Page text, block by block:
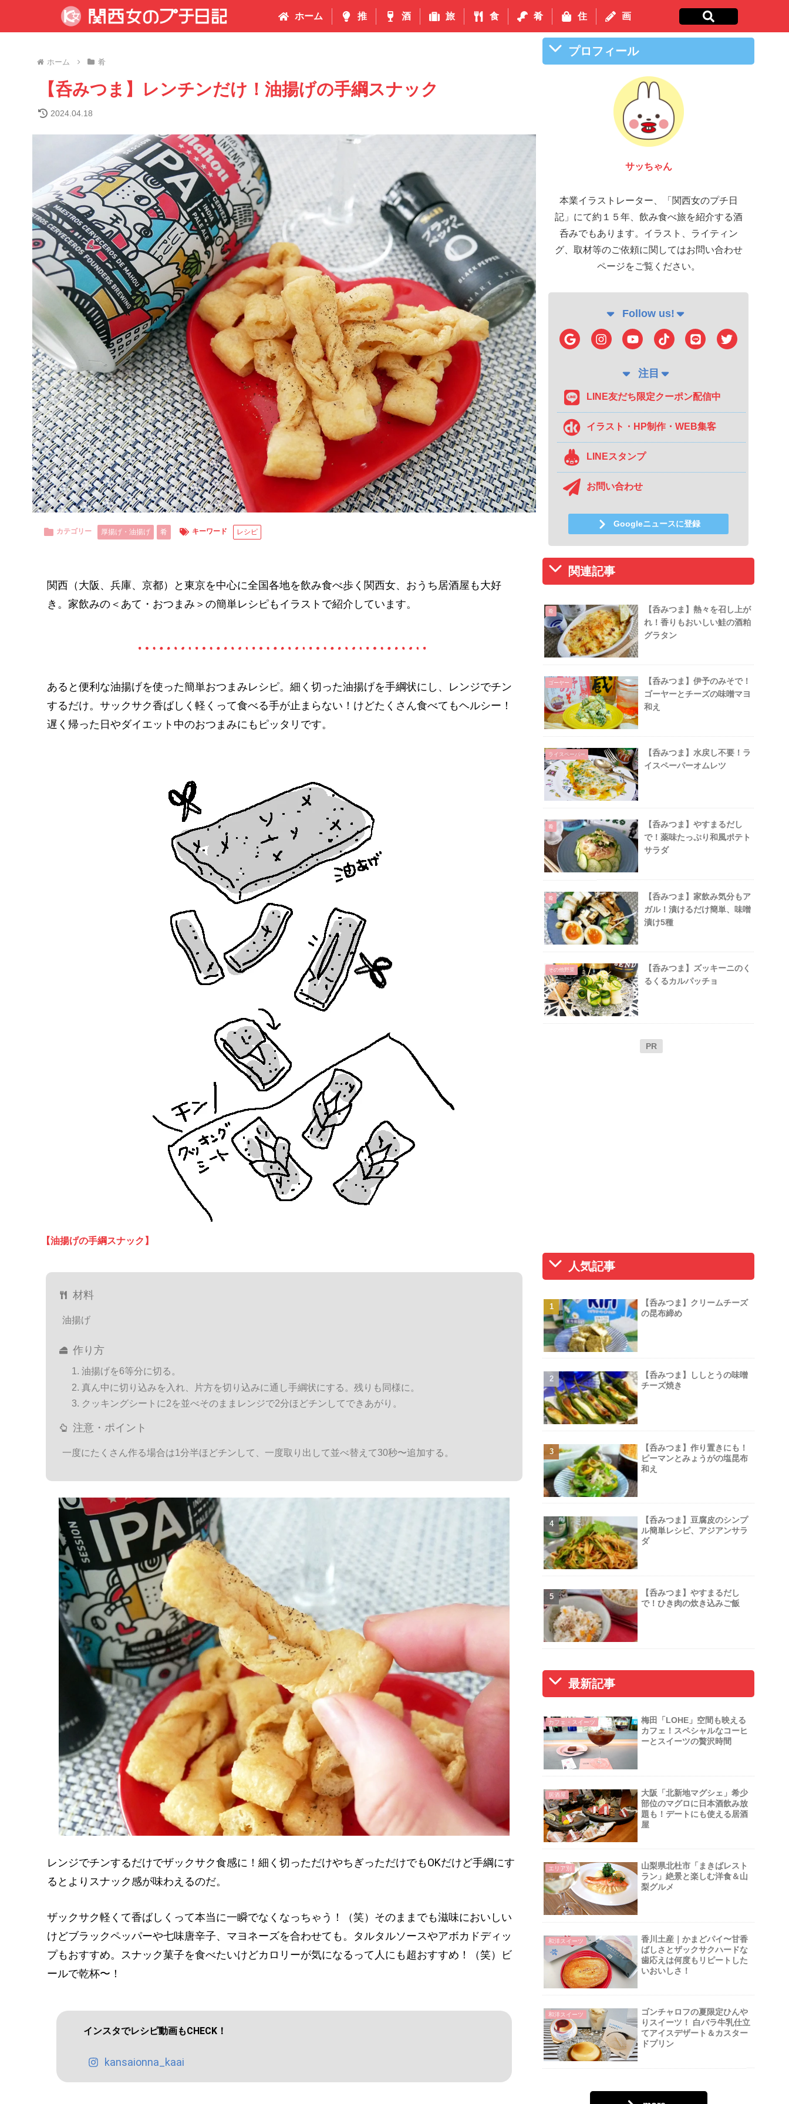
ホーム 推 酒 旅 食 肴 住 画
ホーム 肴
【呑みつま】レンチンだけ！油揚げの手綱スナック
2024.04.18
カテゴリー 厚揚げ・油揚げ 肴 キーワード レシピ
関西（大阪、兵庫、京都）と東京を中心に全国各地を飲み食べ歩く関西女、おうち居酒屋も大好
き。家飲みの＜あて・おつまみ＞の簡単レシピもイラストで紹介しています。
あると便利な油揚げを使った簡単おつまみレシピ。細く切った油揚げを手綱状にし、レンジでチン
するだけ。サックサク香ばしく軽くって食べる手が止まらない！けどたくさん食べてもヘルシー！
遅く帰った日やダイエット中のおつまみにもピッタリです。
【油揚げの手綱スナック】
材料
油揚げ
作り方
油揚げを6等分に切る。
真ん中に切り込みを入れ、片方を切り込みに通し手綱状にする。残りも同様に。
クッキングシートに2を並べそのままレンジで2分ほどチンしてできあがり。
注意・ポイント
一度にたくさん作る場合は1分半ほどチンして、一度取り出して並べ替えて30秒〜追加する。
レンジでチンするだけでザックサク食感に！細く切っただけやちぎっただけでもOKだけど手綱にす
るとよりスナック感が味わえるのだ。
ザックサク軽くて香ばしくって本当に一瞬でなくなっちゃう！（笑）そのままでも滋味においしい
けどブラックペッパーや七味唐辛子、マヨネーズを合わせても。タルタルソースやアボカドディッ
プもおすすめ。スナック菓子を食べたいけどカロリーが気になるって人にも超おすすめ！（笑）ビ
ールで乾杯〜！
インスタでレシピ動画もCHECK！
kansaionna_kaai
プロフィール
サッちゃん
本業イラストレーター、「関西女のプチ日
記」にて約１５年、飲み食べ旅を紹介する酒
呑みでもあります。イラスト、ライティン
グ、取材等のご依頼に関してはお問い合わせ
ページをご覧ください。
Follow us!
注目
LINE友だち限定クーポン配信中
イラスト・HP制作・WEB集客
LINEスタンプ
お問い合わせ
Googleニュースに登録
関連記事
肴
【呑みつま】熱々を召し上が
れ！香りもおいしい鮭の酒粕
グラタン
ゴーヤー
【呑みつま】伊予のみそで！
ゴーヤーとチーズの味噌マヨ
和え
ライスペーパー
【呑みつま】水戻し不要！ラ
イスペーパーオムレツ
肴
【呑みつま】やすまるだし
で！薬味たっぷり和風ポテト
サラダ
肴
【呑みつま】家飲み気分もア
ガル！漬けるだけ簡単、味噌
漬け5種
その他野菜
【呑みつま】ズッキーニのく
るくるカルパッチョ
PR
人気記事
【呑みつま】クリームチーズ
の昆布締め
【呑みつま】ししとうの味噌
チーズ焼き
【呑みつま】作り置きにも！
ピーマンとみょうがの塩昆布
和え
【呑みつま】豆腐皮のシンプ
ル簡単レシピ、アジアンサラ
ダ
【呑みつま】やすまるだし
で！ひき肉の炊き込みご飯
最新記事
カフェ・スイーツ
梅田「LOHE」空間も映える
カフェ！スペシャルなコーヒ
ーとスイーツの贅沢時間
居酒屋
大阪「北新地マグシェ」希少
部位のマグロに日本酒飲み放
題も！デートにも使える居酒
屋
エリア別
山梨県北杜市「まきばレスト
ラン」絶景と楽しむ洋食＆山
梨グルメ
和洋スイーツ
香川土産｜かまどパイ〜甘香
ばしさとザックサクハードな
歯応えは何度もリピートした
いおいしさ！
和洋スイーツ
ゴンチャロフの夏限定ひんや
りスイーツ！ 白バラ牛乳仕立
てアイスデザート＆カスター
ドプリン